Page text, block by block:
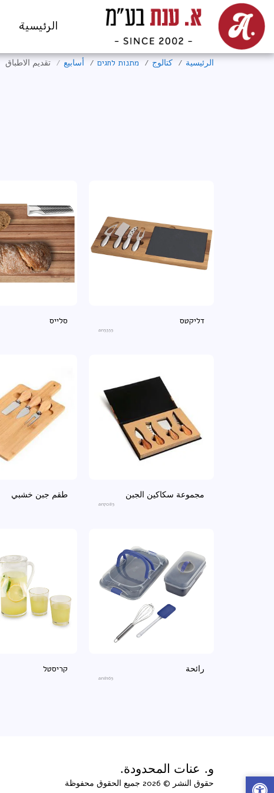
الرئيسية
الرئيسية كتالوج מתנות לחגים أسابيع تقديم الاطباق
דליקטס
an5355
סלייס
مجموعة سكاكين الجبن
an7085
طقم جبن خشبي
رائحة
an8165
קריסטל
و. عنات المحدودة.
حقوق النشر © 2026 جميع الحقوق محفوظة